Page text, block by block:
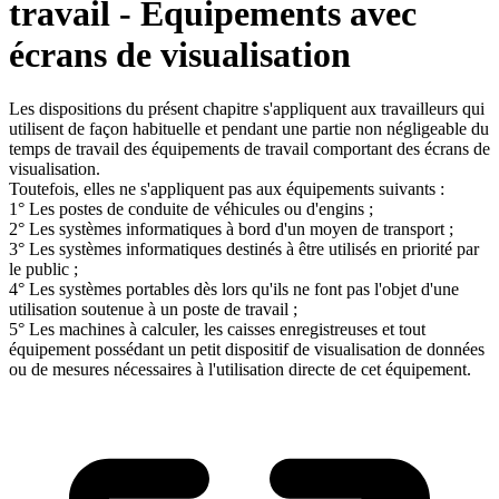
travail - Equipements avec
écrans de visualisation
Les dispositions du présent chapitre s'appliquent aux travailleurs qui
utilisent de façon habituelle et pendant une partie non négligeable du
temps de travail des équipements de travail comportant des écrans de
visualisation.
Toutefois, elles ne s'appliquent pas aux équipements suivants :
1° Les postes de conduite de véhicules ou d'engins ;
2° Les systèmes informatiques à bord d'un moyen de transport ;
3° Les systèmes informatiques destinés à être utilisés en priorité par
le public ;
4° Les systèmes portables dès lors qu'ils ne font pas l'objet d'une
utilisation soutenue à un poste de travail ;
5° Les machines à calculer, les caisses enregistreuses et tout
équipement possédant un petit dispositif de visualisation de données
ou de mesures nécessaires à l'utilisation directe de cet équipement.